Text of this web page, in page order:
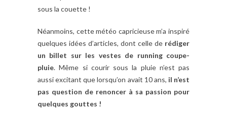
sous la couette !
Néanmoins, cette météo capricieuse m’a inspiré
quelques idées d’articles, dont celle de rédiger
un billet sur les vestes de running coupe-
pluie. Même si courir sous la pluie n’est pas
aussi excitant que lorsqu’on avait 10 ans, il n’est
pas question de renoncer à sa passion pour
quelques gouttes !